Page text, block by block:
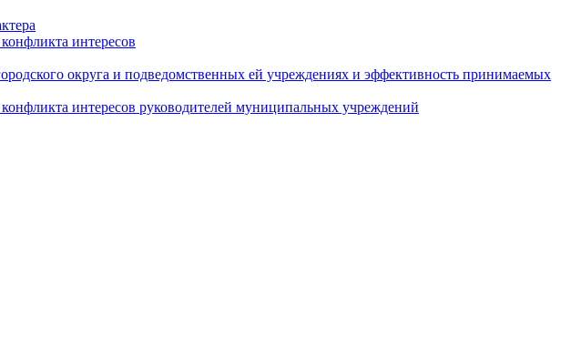
интересов
округа и подведомственных ей учреждениях и эффективность принимаемых
интересов руководителей муниципальных учреждений